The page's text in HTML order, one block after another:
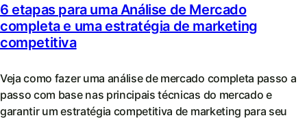
6 etapas para uma Análise de Mercado
completa e uma estratégia de marketing
competitiva
Veja como fazer uma análise de mercado completa passo a
passo com base nas principais técnicas do mercado e
garantir um estratégia competitiva de marketing para seu